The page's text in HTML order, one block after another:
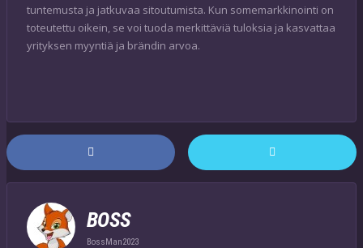
tuntemusta ja jatkuvaa sitoutumista. Kun somemarkkinointi on
toteutettu oikein, se voi tuoda merkittäviä tuloksia ja kasvattaa
yrityksen myyntiä ja brändin arvoa.
BOSS
BossMan2023